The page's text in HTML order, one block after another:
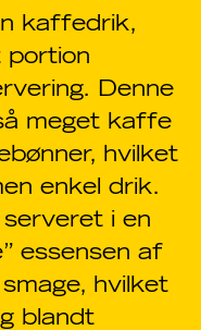
kaffedrik,
portion
Denne
meget kaffe
hvilket
enkel drik.
i en
essensen af
hvilket
blandt